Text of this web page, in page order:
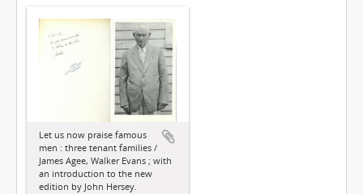
Let us now praise famous
men : three tenant families /
James Agee, Walker Evans ; with
an introduction to the new
edition by John Hersey.